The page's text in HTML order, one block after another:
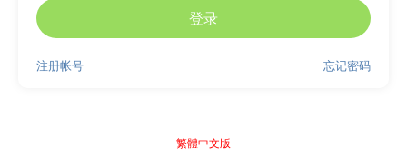
登录
忘记密码
注册帐号
繁體中文版